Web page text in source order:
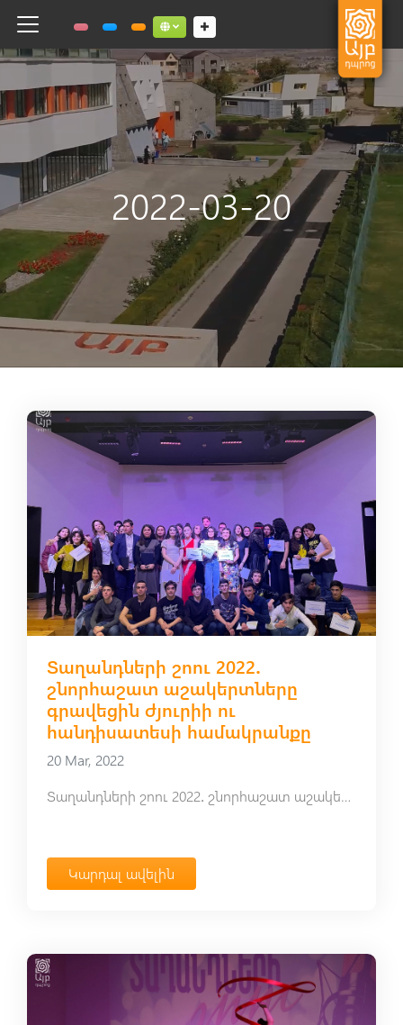
Toggle navigation Social links dropdown button
2022-03-20
Տաղանդների շոու 2022․
շնորհաշատ աշակերտները
գրավեցին ժյուրիի ու
հանդիսատեսի համակրանքը
20 Mar, 2022
Տաղանդների շոու 2022․ շնորհաշատ աշակերտները գրավեցին ժյուրիի ու հանդիսատեսի համակրանքը
Կարդալ ավելին